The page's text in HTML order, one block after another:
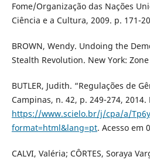
Fome/Organização das Nações
Ciência e a Cultura, 2009. p. 171-
BROWN, Wendy. Undoing the
Stealth Revolution. New York: Zone
BUTLER, Judith. “Regulações de
Campinas, n. 42, p. 249-274,
https://www.scielo.br/j/cpa/a/
format=html&lang=pt. Acesso em
CALVI, Valéria; CÔRTES, Soraya